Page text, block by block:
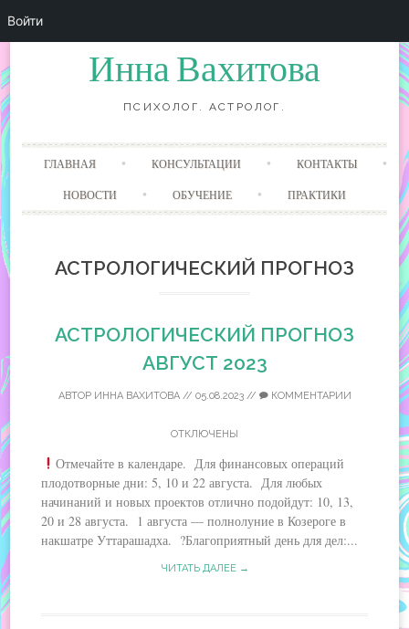
Инна Вахитова
ПСИХОЛОГ. АСТРОЛОГ.
Перейти
к
содержанию
ГЛАВНАЯ КОНСУЛЬТАЦИИ КОНТАКТЫ
НОВОСТИ ОБУЧЕНИЕ ПРАКТИКИ
АСТРОЛОГИЧЕСКИЙ ПРОГНОЗ
АСТРОЛОГИЧЕСКИЙ ПРОГНОЗ
АВГУСТ 2023
АВТОР ИННА ВАХИТОВА// 05.08.2023// КОММЕНТАРИИ
ОТКЛЮЧЕНЫ
Отмечайте в календаре. Для финансовых операций
плодотворные дни: 5, 10 и 22 августа. Для любых
начинаний и новых проектов отлично подойдут: 10, 13,
20 и 28 августа. 1 августа — полнолуние в Козероге в
накшатре Уттарашадха. ?Благоприятный день для дел:...
ЧИТАТЬ ДАЛЕЕ →
Войти